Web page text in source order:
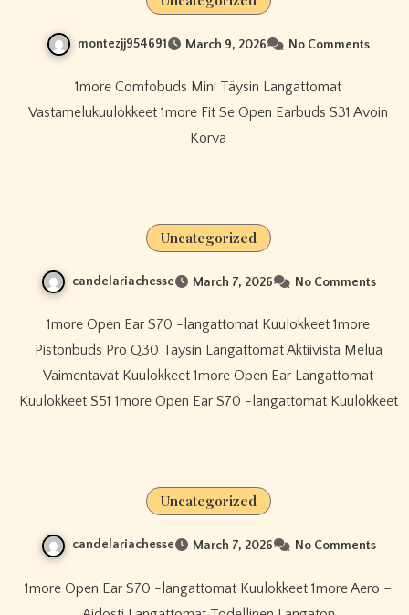
montezjj954691 March 9, 2026 No Comments
1more Comfobuds Mini Täysin Langattomat
Vastamelukuulokkeet 1more Fit Se Open Earbuds S31 Avoin
Korva
Uncategorized
candelariachesse March 7, 2026 No Comments
1more Open Ear S70 -langattomat Kuulokkeet 1more
Pistonbuds Pro Q30 Täysin Langattomat Aktiivista Melua
Vaimentavat Kuulokkeet 1more Open Ear Langattomat
Kuulokkeet S51 1more Open Ear S70 -langattomat Kuulokkeet
Uncategorized
candelariachesse March 7, 2026 No Comments
1more Open Ear S70 -langattomat Kuulokkeet 1more Aero –